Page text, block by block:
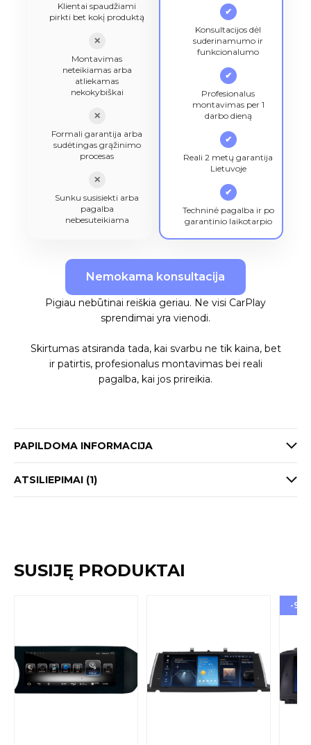
Klientai spaudžiami
pirkti bet kokį produktą
✕
Montavimas
neteikiamas arba
atliekamas
nekokybiškai
✕
Formali garantija arba
sudėtingas grąžinimo
procesas
✕
Sunku susisiekti arba
pagalba
nebesuteikiama
✔
Konsultacijos dėl
suderinamumo ir
funkcionalumo
✔
Profesionalus
montavimas per 1
darbo dieną
✔
Reali 2 metų garantija
Lietuvoje
✔
Techninė pagalba ir po
garantinio laikotarpio
Nemokama konsultacija
Pigiau nebūtinai reiškia geriau. Ne visi CarPlay
sprendimai yra vienodi.
Skirtumas atsiranda tada, kai svarbu ne tik kaina, bet
ir patirtis, profesionalus montavimas bei reali
pagalba, kai jos prireikia.
PAPILDOMA INFORMACIJA
ATSILIEPIMAI (1)
SUSIJĘ PRODUKTAI
-9%